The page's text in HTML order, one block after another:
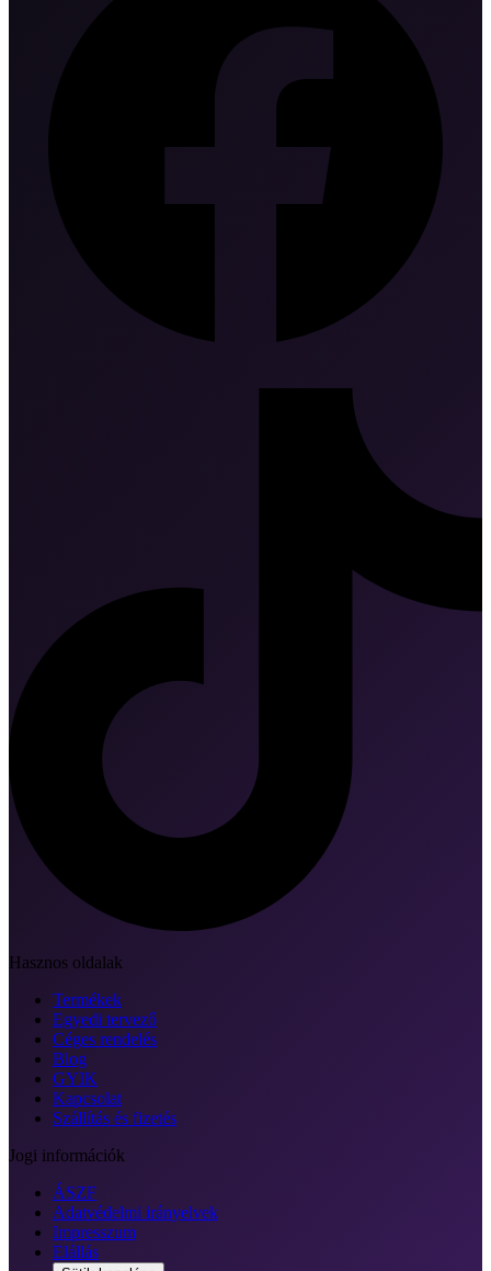
Hasznos oldalak
Termékek
Egyedi tervező
Céges rendelés
Blog
GYIK
Kapcsolat
Szállítás és fizetés
Jogi információk
ÁSZF
Adatvédelmi irányelvek
Impresszum
Elállás